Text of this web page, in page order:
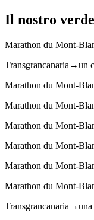
Il nostro
Marathon du Mont-
Transgrancanaria →un
Marathon du Mont-
Marathon du Mont-
Marathon du Mont-
Marathon du Mont-
Marathon du Mont-
Marathon du Mont-
Transgrancanaria →